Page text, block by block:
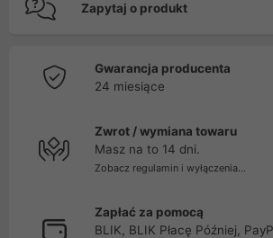
Zapytaj o produkt
Gwarancja producenta
24 miesiące
Zwrot / wymiana towaru
Masz na to 14 dni.
Zobacz regulamin i wyłączenia...
Zapłać za pomocą
BLIK, BLIK Płacę Później,